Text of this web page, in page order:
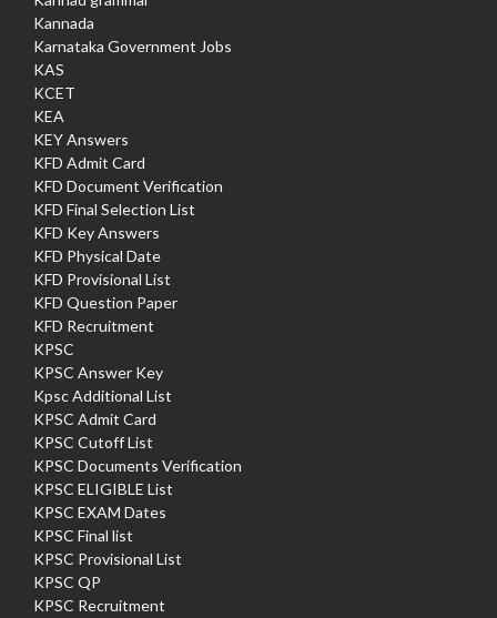
Kannada
Karnataka Government Jobs
KAS
KCET
KEA
KEY Answers
KFD Admit Card
KFD Document Verification
KFD Final Selection List
KFD Key Answers
KFD Physical Date
KFD Provisional List
KFD Question Paper
KFD Recruitment
KPSC
KPSC Answer Key
Kpsc Additional List
KPSC Admit Card
KPSC Cutoff List
KPSC Documents Verification
KPSC ELIGIBLE List
KPSC EXAM Dates
KPSC Final list
KPSC Provisional List
KPSC QP
KPSC Recruitment